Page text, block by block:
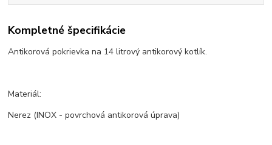
Kompletné špecifikácie
Antikorová pokrievka na 14 litrový antikorový kotlík.
Materiál:
Nerez (INOX - povrchová antikorová úprava)